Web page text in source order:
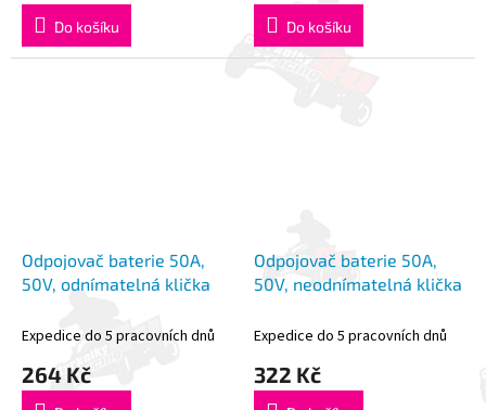
Do košíku Do košíku
Odpojovač baterie 50A,
50V, odnímatelná klička
Expedice do 5 pracovních dnů
264 Kč
Odpojovač baterie 50A,
50V, neodnímatelná klička
Expedice do 5 pracovních dnů
322 Kč